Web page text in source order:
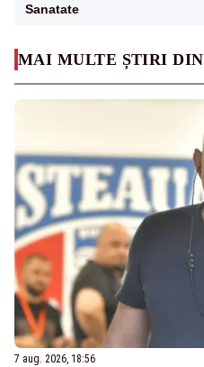
MAI MULTE ȘTIRI DIN
7 aug. 2026, 18:56
Sanatate